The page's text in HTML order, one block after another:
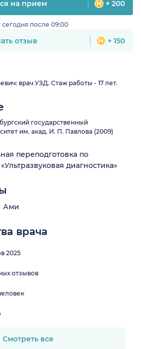
на прием + 200
после 09:00
отзыв + 150
врач УЗД. Стаж работы - 17 лет.
государственный
им. акад. И. П. Павлова (2009)
переподготовка по
диагностика»
Ами
врача
2025
отзывов
Смотреть все